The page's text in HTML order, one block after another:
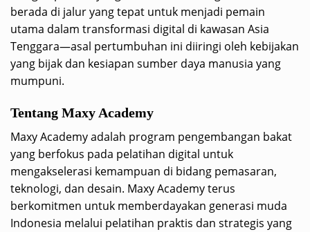
berada di jalur yang tepat untuk menjadi pemain
utama dalam transformasi digital di kawasan Asia
Tenggara—asal pertumbuhan ini diiringi oleh kebijakan
yang bijak dan kesiapan sumber daya manusia yang
mumpuni.
Tentang Maxy Academy
Maxy Academy adalah program pengembangan bakat
yang berfokus pada pelatihan digital untuk
mengakselerasi kemampuan di bidang pemasaran,
teknologi, dan desain. Maxy Academy terus
berkomitmen untuk memberdayakan generasi muda
Indonesia melalui pelatihan praktis dan strategis yang